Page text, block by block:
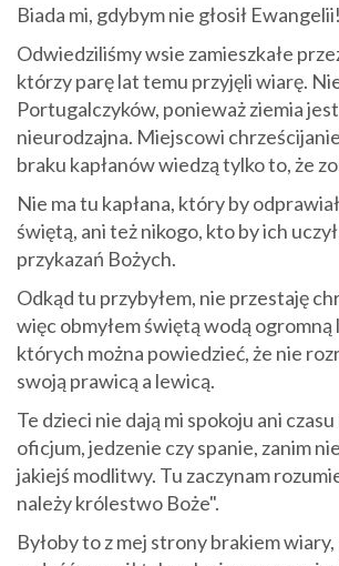
Biada mi, gdybym nie głosił Ewangelii!
Odwiedziliśmy wsie zamieszkałe
którzy parę lat temu przyjęli wiarę.
Portugalczyków, ponieważ ziemia jest
nieurodzajna. Miejscowi
braku kapłanów wiedzą tylko to, że
Nie ma tu kapłana, który by
świętą, ani też nikogo, kto by ich
przykazań Bożych.
Odkąd tu przybyłem, nie przestaję
więc obmyłem świętą wodą ogromną
których można powiedzieć, że nie
swoją prawicą a lewicą.
Te dzieci nie dają mi spokoju ani
oficjum, jedzenie czy spanie, zanim
jakiejś modlitwy. Tu zaczynam
należy królestwo Boże".
Byłoby to z mej strony brakiem